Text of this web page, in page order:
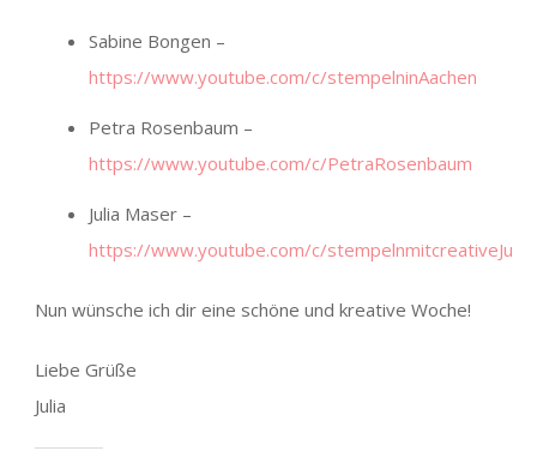
Sabine Bongen –
https://www.youtube.com/c/stempelninAachen
Petra Rosenbaum –
https://www.youtube.com/c/PetraRosenbaum
Julia Maser –
https://www.youtube.com/c/stempelnmitcreativeJu
Nun wünsche ich dir eine schöne und kreative Woche!
Liebe Grüße
Julia